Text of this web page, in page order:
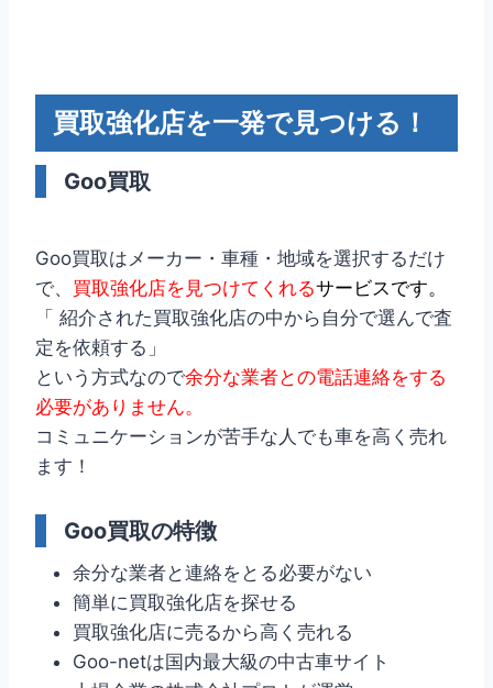
買取強化店を一発で見つける！
Goo買取
Goo買取はメーカー・車種・地域を選択するだけ
で、 買取強化店を見つけてくれるサービスです。
「 紹介された買取強化店の中から自分で選んで査
定を依頼する」
という方式なので余分な業者との電話連絡をする
必要がありません。
コミュニケーションが苦手な人でも車を高く売れ
ます！
Goo買取の特徴
余分な業者と連絡をとる必要がない
簡単に買取強化店を探せる
買取強化店に売るから高く売れる
Goo-netは国内最大級の中古車サイト